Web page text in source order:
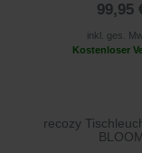
99,95
inkl. ges.
Kostenloser
recozy
BLOOM